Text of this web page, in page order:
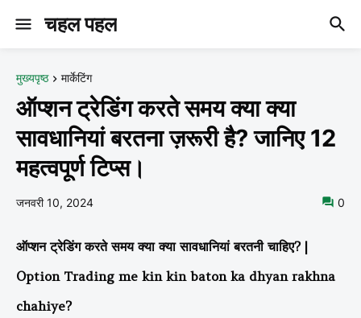
चहल पहल
मुख्यपृष्ठ मार्केटिंग
ऑप्शन ट्रेडिंग करते समय क्या क्या
सावधानियां बरतना ज़रूरी है? जानिए 12
महत्वपूर्ण टिप्स।
जनवरी 10, 2024 0
ऑप्शन ट्रेडिंग करते समय क्या क्या सावधानियां बरतनी चाहिए? |
Option Trading me kin kin baton ka dhyan rakhna
chahiye?